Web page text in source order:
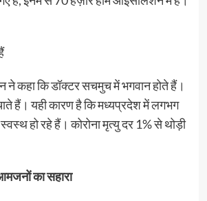
ने कहा कि डॉक्टर सचमुच में भगवान होते हैं।
हैं। यही कारण है कि मध्यप्रदेश में लगभग
हो रहे हैं। कोरोना मृत्यु दर 1% से थोड़ी
का सहारा